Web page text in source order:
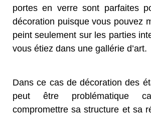
portes en verre sont parfaites
décoration puisque vous pouvez
peint seulement sur les parties
vous étiez dans une gallérie d’art.
Dans ce cas de décoration des
peut être problématique
compromettre sa structure et sa